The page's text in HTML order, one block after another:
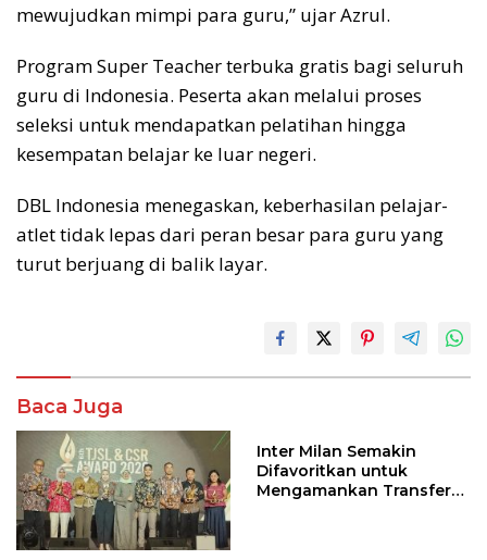
mewujudkan mimpi para guru,” ujar Azrul.
Program Super Teacher terbuka gratis bagi seluruh
guru di Indonesia. Peserta akan melalui proses
seleksi untuk mendapatkan pelatihan hingga
kesempatan belajar ke luar negeri.
DBL Indonesia menegaskan, keberhasilan pelajar-
atlet tidak lepas dari peran besar para guru yang
turut berjuang di balik layar.
Baca Juga
Inter Milan Semakin
Difavoritkan untuk
Mengamankan Transfer